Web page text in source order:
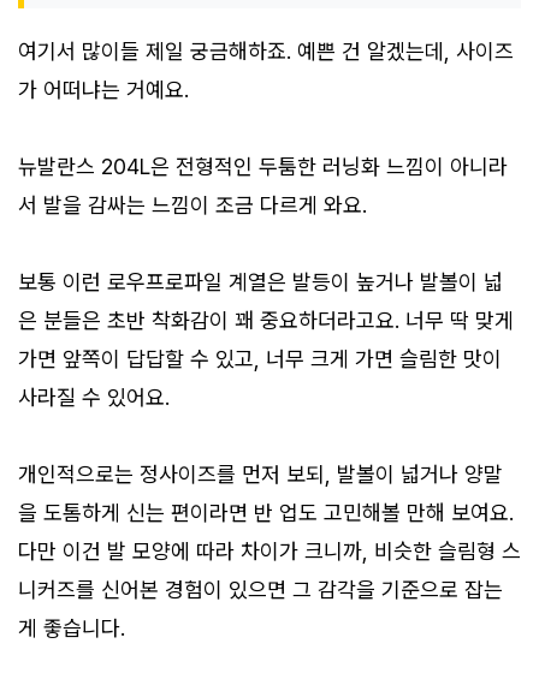
여기서 많이들 제일 궁금해하죠. 예쁜 건 알겠는데, 사이즈
가 어떠냐는 거예요.
뉴발란스 204L은 전형적인 두툼한 러닝화 느낌이 아니라
서 발을 감싸는 느낌이 조금 다르게 와요.
보통 이런 로우프로파일 계열은 발등이 높거나 발볼이 넓
은 분들은 초반 착화감이 꽤 중요하더라고요. 너무 딱 맞게
가면 앞쪽이 답답할 수 있고, 너무 크게 가면 슬림한 맛이
사라질 수 있어요.
개인적으로는 정사이즈를 먼저 보되, 발볼이 넓거나 양말
을 도톰하게 신는 편이라면 반 업도 고민해볼 만해 보여요.
다만 이건 발 모양에 따라 차이가 크니까, 비슷한 슬림형 스
니커즈를 신어본 경험이 있으면 그 감각을 기준으로 잡는
게 좋습니다.